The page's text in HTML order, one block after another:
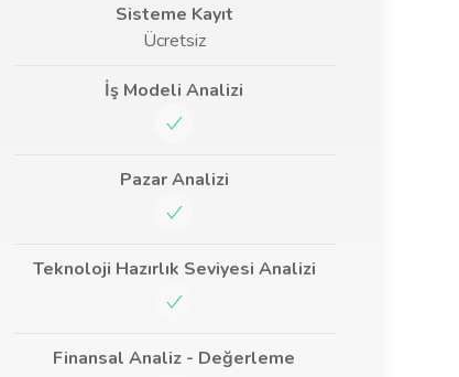
Sisteme Kayıt
Ücretsiz
İş Modeli Analizi
Pazar Analizi
Teknoloji Hazırlık Seviyesi Analizi
Finansal Analiz - Değerleme